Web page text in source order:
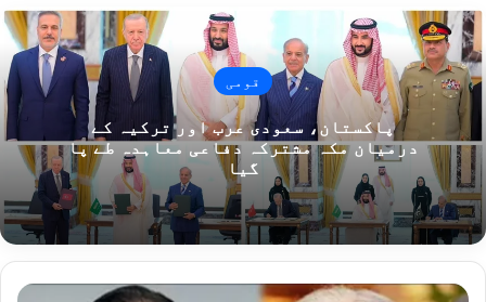
قومی
پاکستان، سعودی عرب اور ترکیہ کے
درمیان مکہ مشترکہ دفاعی معاہدہ طے پا
گیا
صدرِ